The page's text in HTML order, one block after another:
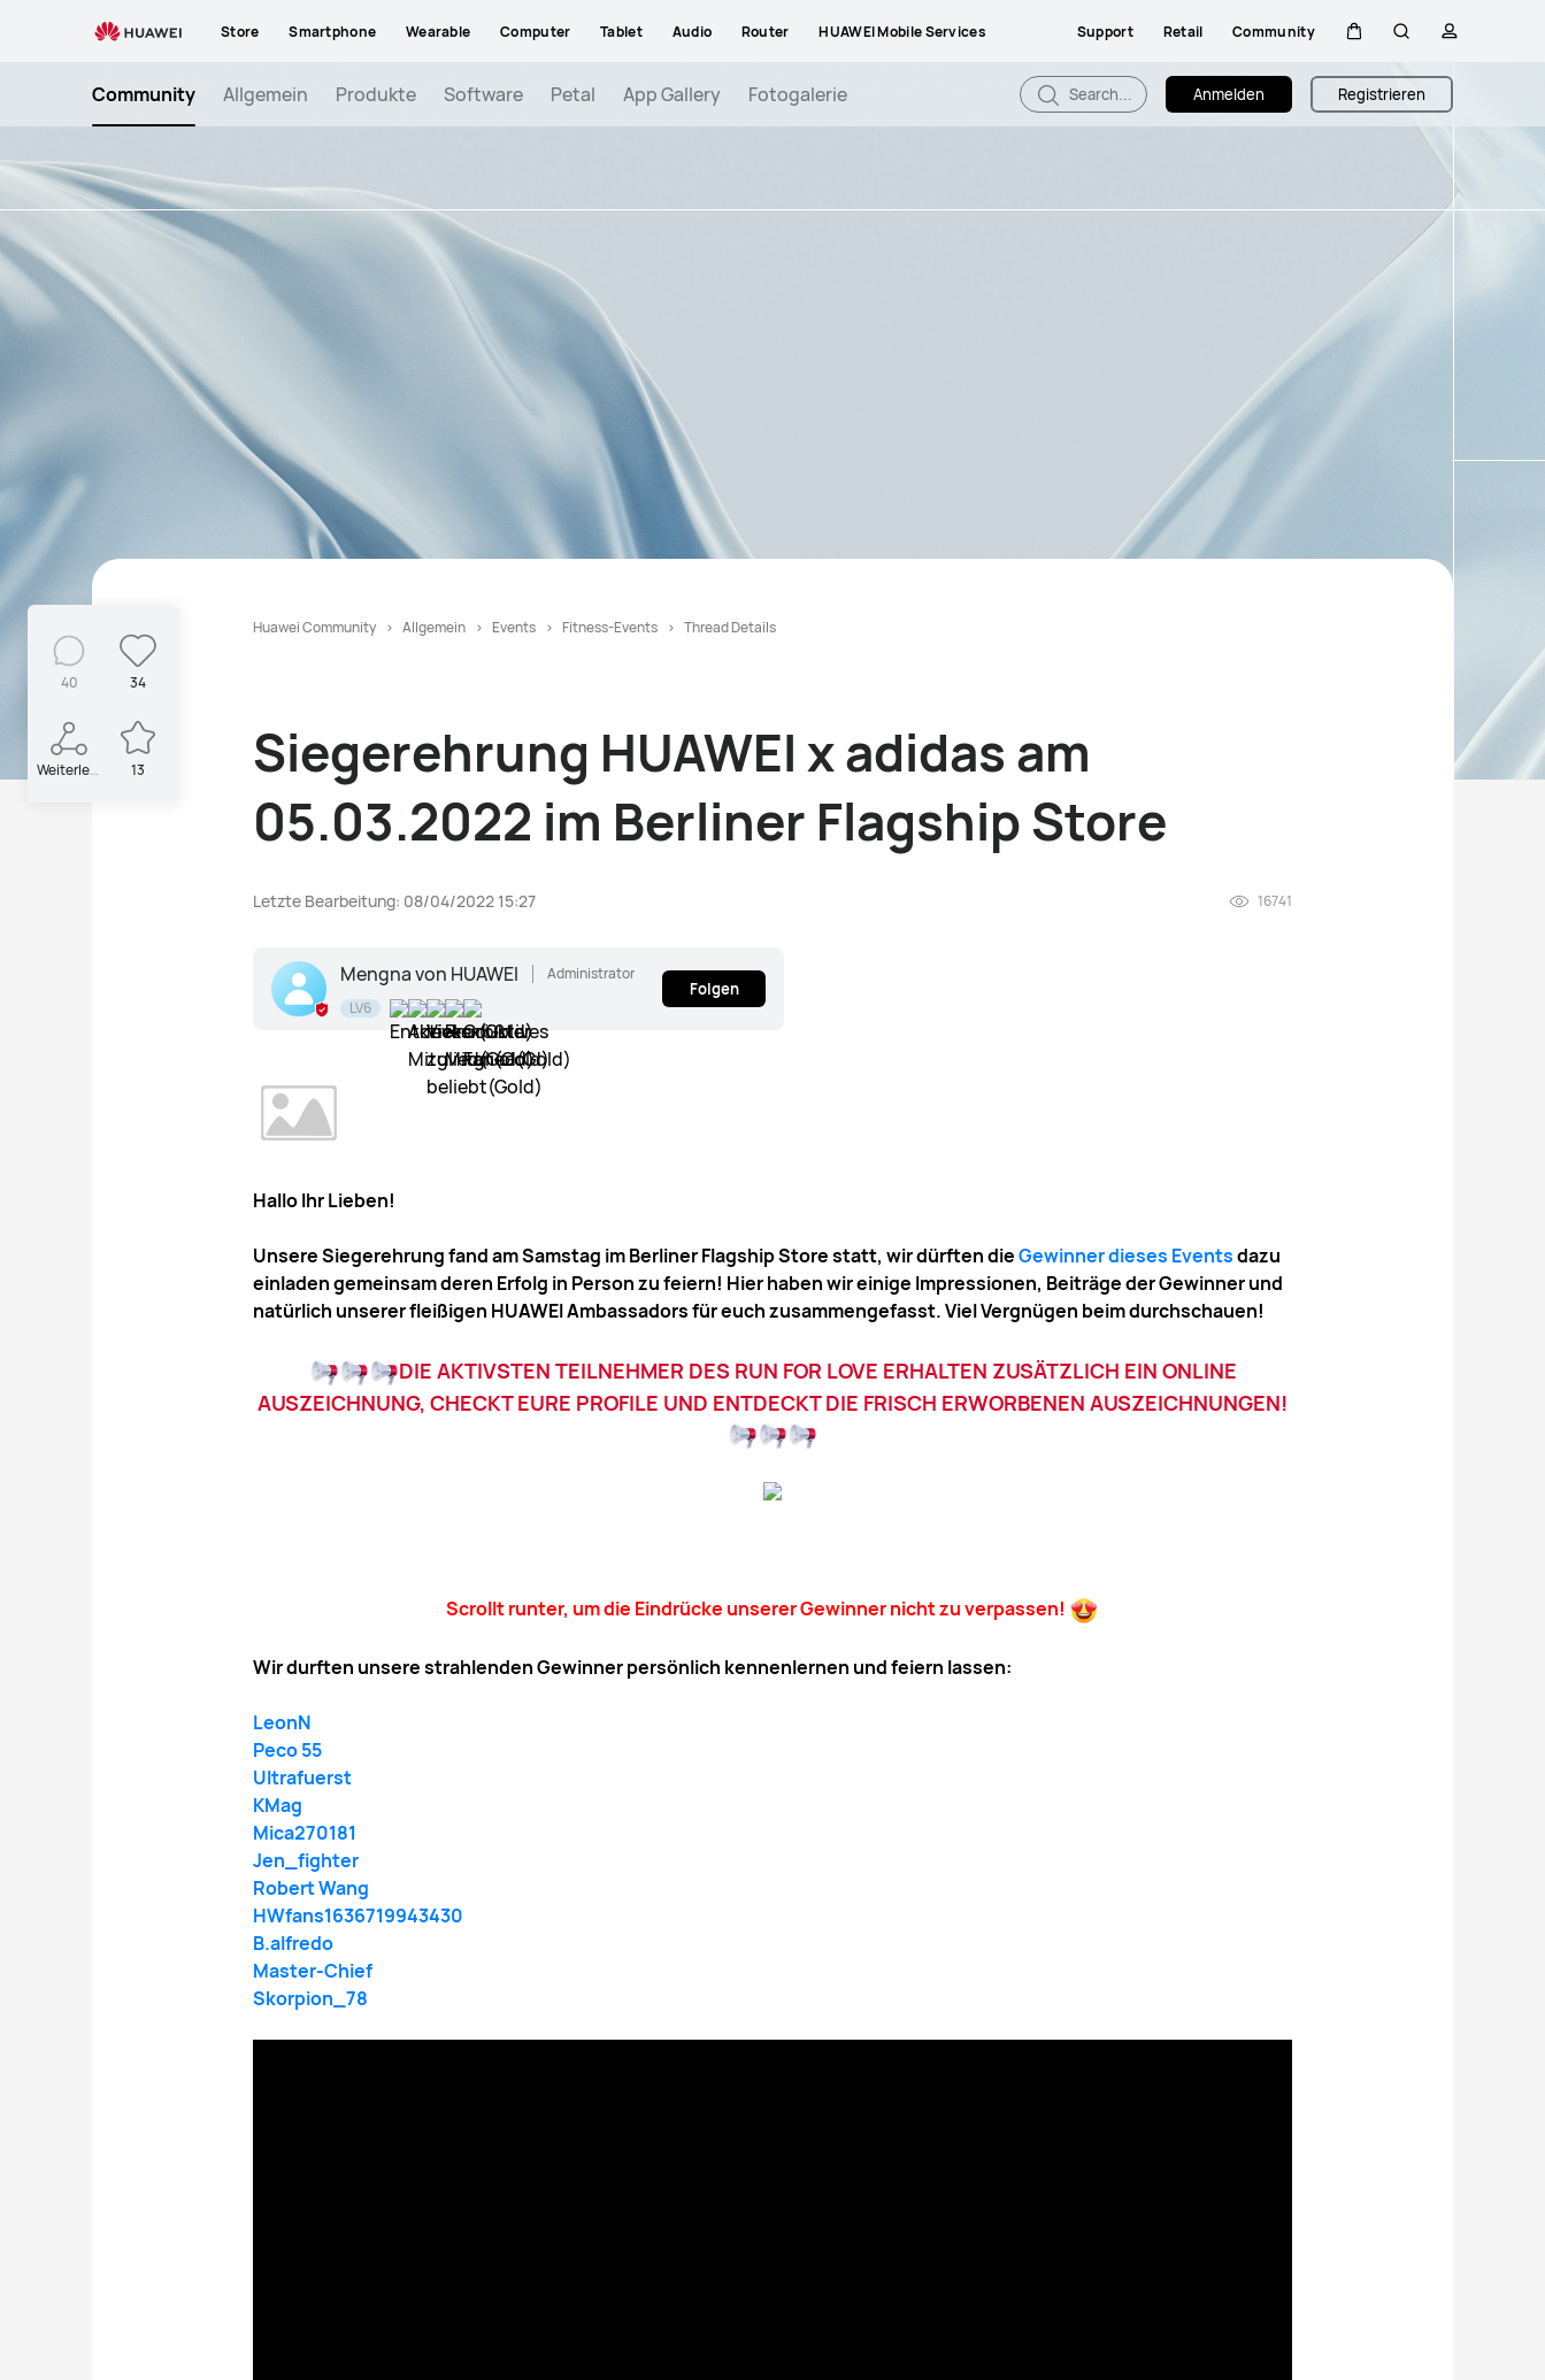
Store
Store Smartphone Wearable Computer Tablet Audio Router HUAWEI Mobile Services Support Retail Community
Community
Allgemein Produkte Software Petal App Gallery Fotogalerie Search... Anmelden Registrieren
Huawei Community Allgemein Events Fitness-Events Thread Details
Siegerehrung HUAWEI x adidas am
05.03.2022 im Berliner Flagship Store
Letzte Bearbeitung: 08/04/2022 15:27 16741
Mengna von HUAWEI
Administrator
LV6
Folgen
Hallo Ihr Lieben!
Unsere Siegerehrung fand am Samstag im Berliner Flagship Store statt, wir dürften dieGewinner dieses Eventsdazu
einladen gemeinsam deren Erfolg in Person zu feiern! Hier haben wir einige Impressionen, Beiträge der Gewinner und
natürlich unserer fleißigen HUAWEI Ambassadors für euch zusammengefasst. Viel Vergnügen beim durchschauen!
DIE AKTIVSTEN TEILNEHMER DES RUN FOR LOVE ERHALTEN ZUSÄTZLICH EIN ONLINE
AUSZEICHNUNG, CHECKT EURE PROFILE UND ENTDECKT DIE FRISCH ERWORBENEN AUSZEICHNUNGEN!
Scrollt runter, um die Eindrücke unserer Gewinner nicht zu verpassen!
Wir durften unsere strahlenden Gewinner persönlich kennenlernen und feiern lassen:
LeonN
Peco 55
Ultrafuerst
KMag
Mica270181
Jen_fighter
Robert Wang
HWfans1636719943430
B.alfredo
Master-Chief
Skorpion_78
40 34
Weiterleiten 13